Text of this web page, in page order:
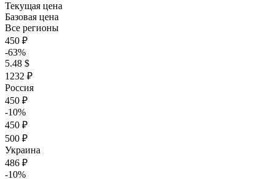
Текущая цена
Базовая цена
Все регионы
450 ₽
-63%
5.48 $
1232 ₽
Россия
450 ₽
-10%
450 ₽
500 ₽
Украина
486 ₽
-10%